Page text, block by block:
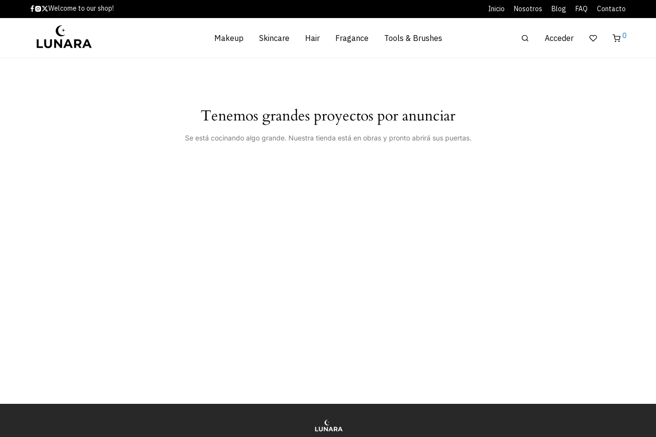
Welcome to our shop! Inicio Nosotros Blog FAQ Contacto
Makeup Skincare Hair Fragance Tools & Brushes Acceder 0
Tenemos grandes proyectos por anunciar
Se está cocinando algo grande. Nuestra tienda está en obras y pronto abrirá sus puertas.